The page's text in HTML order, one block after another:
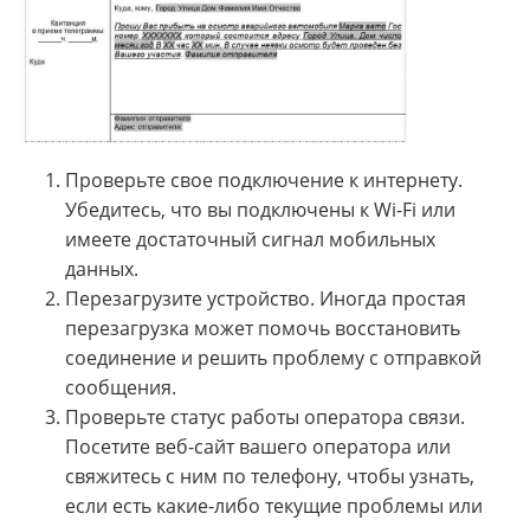
Проверьте свое подключение к интернету.
Убедитесь, что вы подключены к Wi-Fi или
имеете достаточный сигнал мобильных
данных.
Перезагрузите устройство. Иногда простая
перезагрузка может помочь восстановить
соединение и решить проблему с отправкой
сообщения.
Проверьте статус работы оператора связи.
Посетите веб-сайт вашего оператора или
свяжитесь с ним по телефону, чтобы узнать,
если есть какие-либо текущие проблемы или